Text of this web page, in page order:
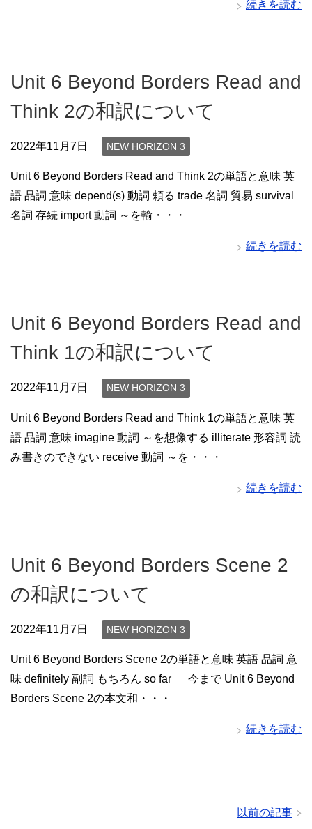
続きを読む
Unit 6 Beyond Borders Read and
Think 2の和訳について
2022年11月7日 NEW HORIZON 3
Unit 6 Beyond Borders Read and Think 2の単語と意味 英
語 品詞 意味 depend(s) 動詞 頼る trade 名詞 貿易 survival
名詞 存続 import 動詞 ～を輸・・・
続きを読む
Unit 6 Beyond Borders Read and
Think 1の和訳について
2022年11月7日 NEW HORIZON 3
Unit 6 Beyond Borders Read and Think 1の単語と意味 英
語 品詞 意味 imagine 動詞 ～を想像する illiterate 形容詞 読
み書きのできない receive 動詞 ～を・・・
続きを読む
Unit 6 Beyond Borders Scene 2
の和訳について
2022年11月7日 NEW HORIZON 3
Unit 6 Beyond Borders Scene 2の単語と意味 英語 品詞 意
味 definitely 副詞 もちろん so far 今まで Unit 6 Beyond
Borders Scene 2の本文和・・・
続きを読む
以前の記事